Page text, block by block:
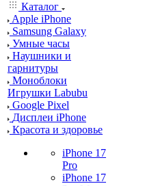
Каталог
Apple iPhone
Samsung Galaxy
Умные часы
Наушники и
гарнитуры
Моноблоки
Игрушки Labubu
Google Pixel
Дисплеи iPhone
Красота и здоровье
iPhone 17
Pro
iPhone 17